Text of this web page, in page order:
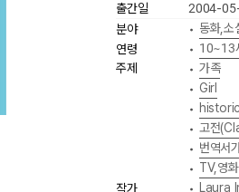
출간일
2004-
분야
• 동화,
연령
• 10~13
주제
• 가족
• Girl
•
• 고전
• 번역서
• TV,영
작가
• Laura